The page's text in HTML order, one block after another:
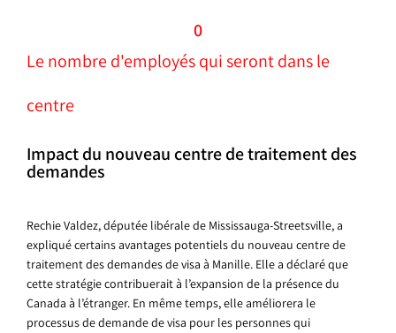
Le nombre d'employés qui seront dans le
centre
0
Impact du nouveau centre de traitement des
demandes
Rechie Valdez, députée libérale de Mississauga-Streetsville, a
expliqué certains avantages potentiels du nouveau centre de
traitement des demandes de visa à Manille. Elle a déclaré que
cette stratégie contribuerait à l’expansion de la présence du
Canada à l’étranger. En même temps, elle améliorera le
processus de demande de visa pour les personnes qui